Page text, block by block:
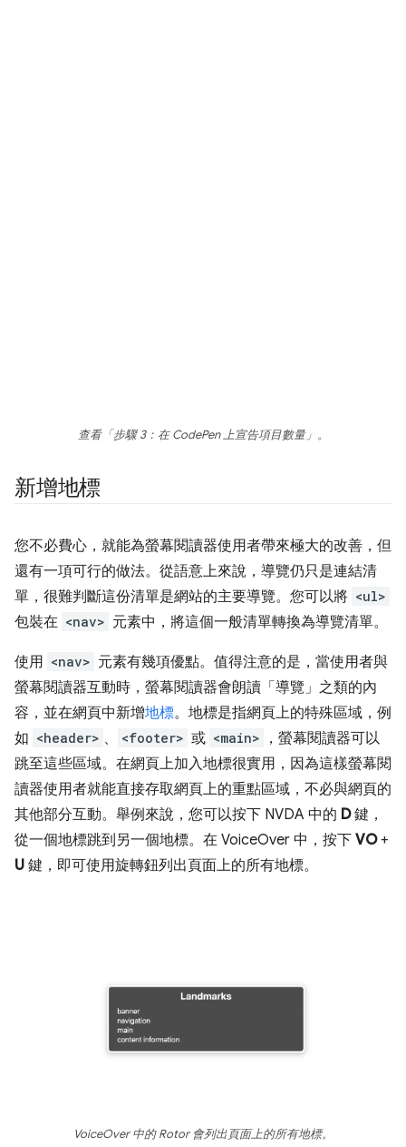
查看「步驟 3：在 CodePen 上宣告項目數量」 。
新增地標
您不必費心，就能為螢幕閱讀器使用者帶來極大的改善，但
還有一項可行的做法。從語意上來說，導覽仍只是連結清
單，很難判斷這份清單是網站的主要導覽。您可以將 <ul>
包裝在 <nav> 元素中，將這個一般清單轉換為導覽清單。
使用 <nav> 元素有幾項優點。值得注意的是，當使用者與
螢幕閱讀器互動時，螢幕閱讀器會朗讀「導覽」之類的內
容，並在網頁中新增地標。地標是指網頁上的特殊區域，例
如 <header> 、 <footer> 或 <main>
，螢幕閱讀器可以
跳至這些區域。在網頁上加入地標很實用，因為這樣螢幕閱
讀器使用者就能直接存取網頁上的重點區域，不必與網頁的
其他部分互動。舉例來說，您可以按下 NVDA 中的 D鍵，
從一個地標跳到另一個地標。在 VoiceOver 中，按下 VO+
U 鍵，即可使用旋轉鈕列出頁面上的所有地標。
VoiceOver 中的 Rotor 會列出頁面上的所有地標。